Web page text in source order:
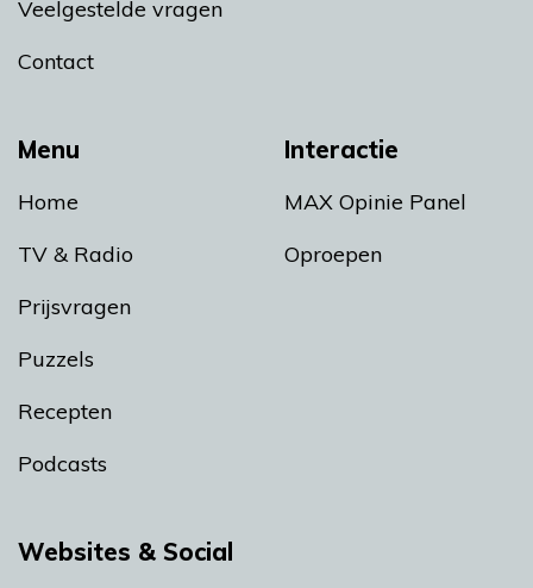
Menu
Home
TV & Radio
Prijsvragen
Puzzels
Recepten
Podcasts
Interactie
MAX Opinie Panel
Oproepen
Veelgestelde vragen
Contact
Websites & Social